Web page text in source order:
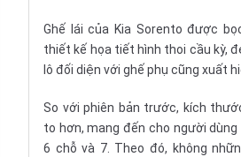
Ghế lái của Kia Sorento được
thiết kế họa tiết hình thoi cầu kỳ,
lô đối diện với ghế phụ cũng xuất
So với phiên bản trước, kích
to hơn, mang đến cho người
6 chỗ và 7. Theo đó, không